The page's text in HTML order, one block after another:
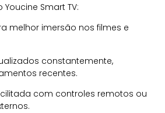
Smart TV:
melhor imersão nos filmes e
constantemente,
recentes.
com controles remotos ou